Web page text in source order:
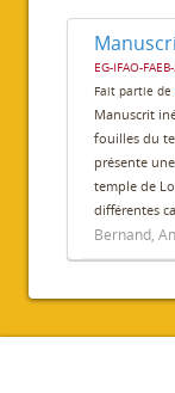
EG-IFAO-
Fait partie de
Manuscrit
fouilles du
présente
temple de
différentes
Bernand,